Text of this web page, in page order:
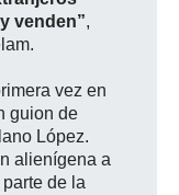
venden”,
vez en
guion de
López.
alienígena a
de la